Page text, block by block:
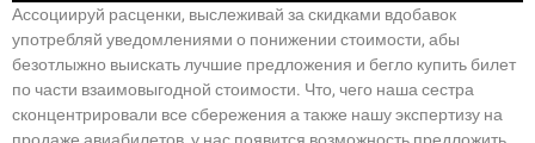
Ассоциируй расценки, выслеживай за скидками вдобавок
употребляй уведомлениями о понижении стоимости, абы
безотлыжно выискать лучшие предложения и бегло купить билет
по части взаимовыгодной стоимости. Что, чего наша сестра
сконцентрировали все сбережения а также нашу экспертизу на